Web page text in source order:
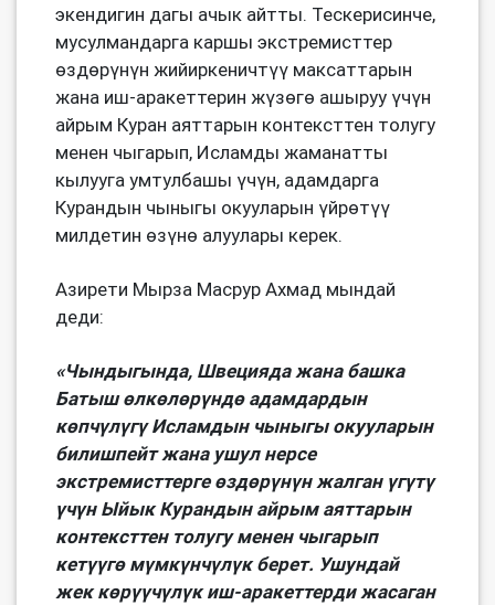
экендигин дагы ачык айтты. Тескерисинче,
мусулмандарга каршы экстремисттер
өздөрүнүн жийиркеничтүү максаттарын
жана иш-аракеттерин жүзөгө ашыруу үчүн
айрым Куран аяттарын контексттен толугу
менен чыгарып, Исламды жаманатты
кылууга умтулбашы үчүн, адамдарга
Курандын чыныгы окууларын үйрөтүү
милдетин өзүнө алуулары керек.
Азирети Мырза Масрур Ахмад мындай
деди:
«Чындыгында, Швецияда жана башка
Батыш өлкөлөрүндө адамдардын
көпчүлүгү Исламдын чыныгы окууларын
билишпейт жана ушул нерсе
экстремисттерге өздөрүнүн жалган үгүтү
үчүн Ыйык Курандын айрым аяттарын
контексттен толугу менен чыгарып
кетүүгө мүмкүнчүлүк берет. Ушундай
жек көрүүчүлүк иш-аракеттерди жасаган